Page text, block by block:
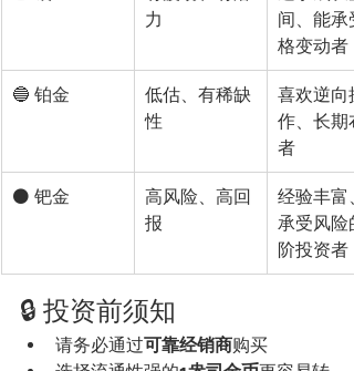
力
间、能承
格变动者
🔵 铂金
低估、有稀缺
性
喜欢逆向
作、长期
者
⚫ 钯金
高风险、高回
报
经验丰富
承受风险
阶投资者
🔒 投资前须知
请务必通过可靠经销商购买